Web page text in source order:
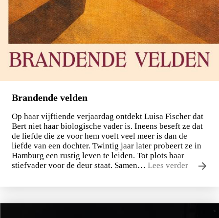
Brandende velden
Op haar vijftiende verjaardag ontdekt Luisa Fischer dat
Bert niet haar biologische vader is. Ineens beseft ze dat
de liefde die ze voor hem voelt veel meer is dan de
liefde van een dochter. Twintig jaar later probeert ze in
Hamburg een rustig leven te leiden. Tot plots haar
stiefvader voor de deur staat. Samen… Lees verder